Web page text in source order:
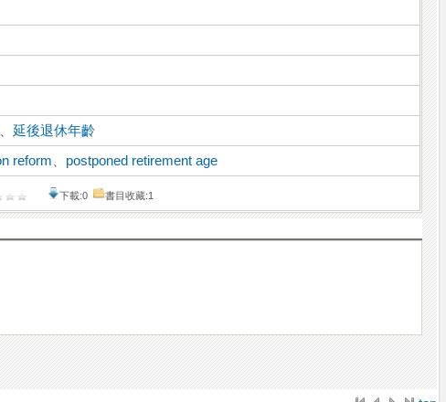
、延後退休年齡
reform
postponed retirement age
下載:0 書目收藏:1